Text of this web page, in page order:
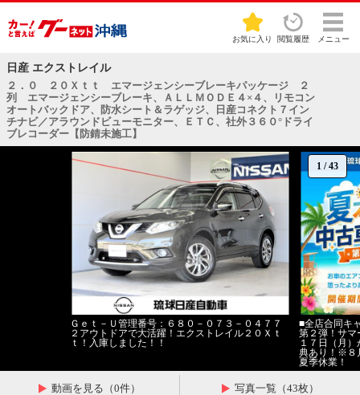
お気に入り 閲覧履歴 メニュー
日産 エクストレイル
２．０ ２０Ｘｔｔ エマージェンシーブレーキパッケージ ２
列 エマージェンシーブレーキ、ＡＬＬＭＯＤＥ４×４、リモコン
オートバックドア、防水シート＆ラゲッジ、日産コネクト７イン
チナビ／アラウンドビューモニター、ＥＴＣ、社外３６０°ドライ
ブレコーダー【防錆未施工】
1 /43
Ｇｅｔ－Ｕ管理番号：６８０－０７３－０４７７
２アウトドアで大活躍！エクストレイル２０Ｘｔ
ｔ！入庫しました！！
■全店合同キ
第２弾！サマ
１７日（月
典あり！※８
夏季休業！
動画を見る（0件） 写真一覧（43枚）